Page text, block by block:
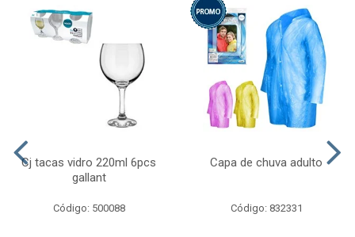
Cj tacas vidro 220ml 6pcs
gallant
Código: 500088
Capa de chuva adulto
Código: 832331